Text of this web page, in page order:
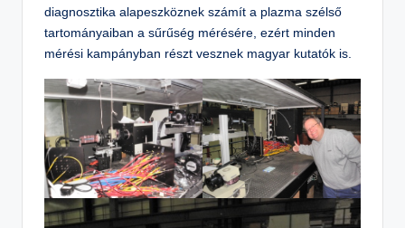
diagnosztika alapeszköznek számít a plazma szélső
tartományaiban a sűrűség mérésére, ezért minden
mérési kampányban részt vesznek magyar kutatók is.